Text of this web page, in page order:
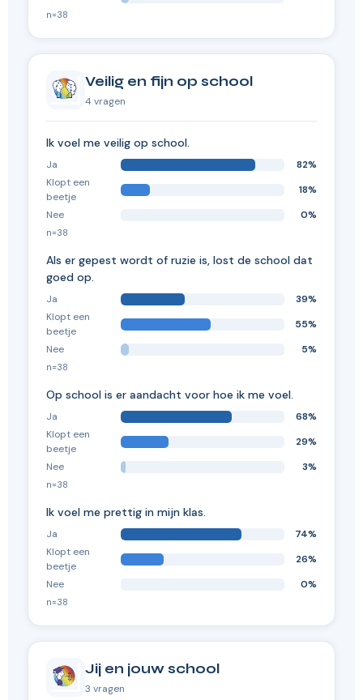
n=38
Veilig en fijn op school
4 vragen
Ik voel me veilig op school.
Ja
82%
Klopt een
beetje
18%
Nee
0%
n=38
Als er gepest wordt of ruzie is, lost de school dat
goed op.
Ja
39%
Klopt een
beetje
55%
Nee
5%
n=38
Op school is er aandacht voor hoe ik me voel.
Ja
68%
Klopt een
beetje
29%
Nee
3%
n=38
Ik voel me prettig in mijn klas.
Ja
74%
Klopt een
beetje
26%
Nee
0%
n=38
Jij en jouw school
3 vragen